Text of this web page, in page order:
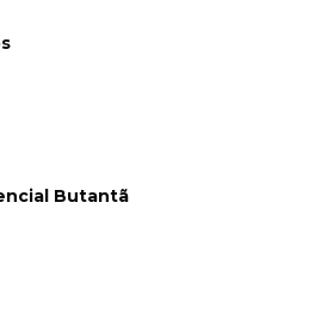
Butantã